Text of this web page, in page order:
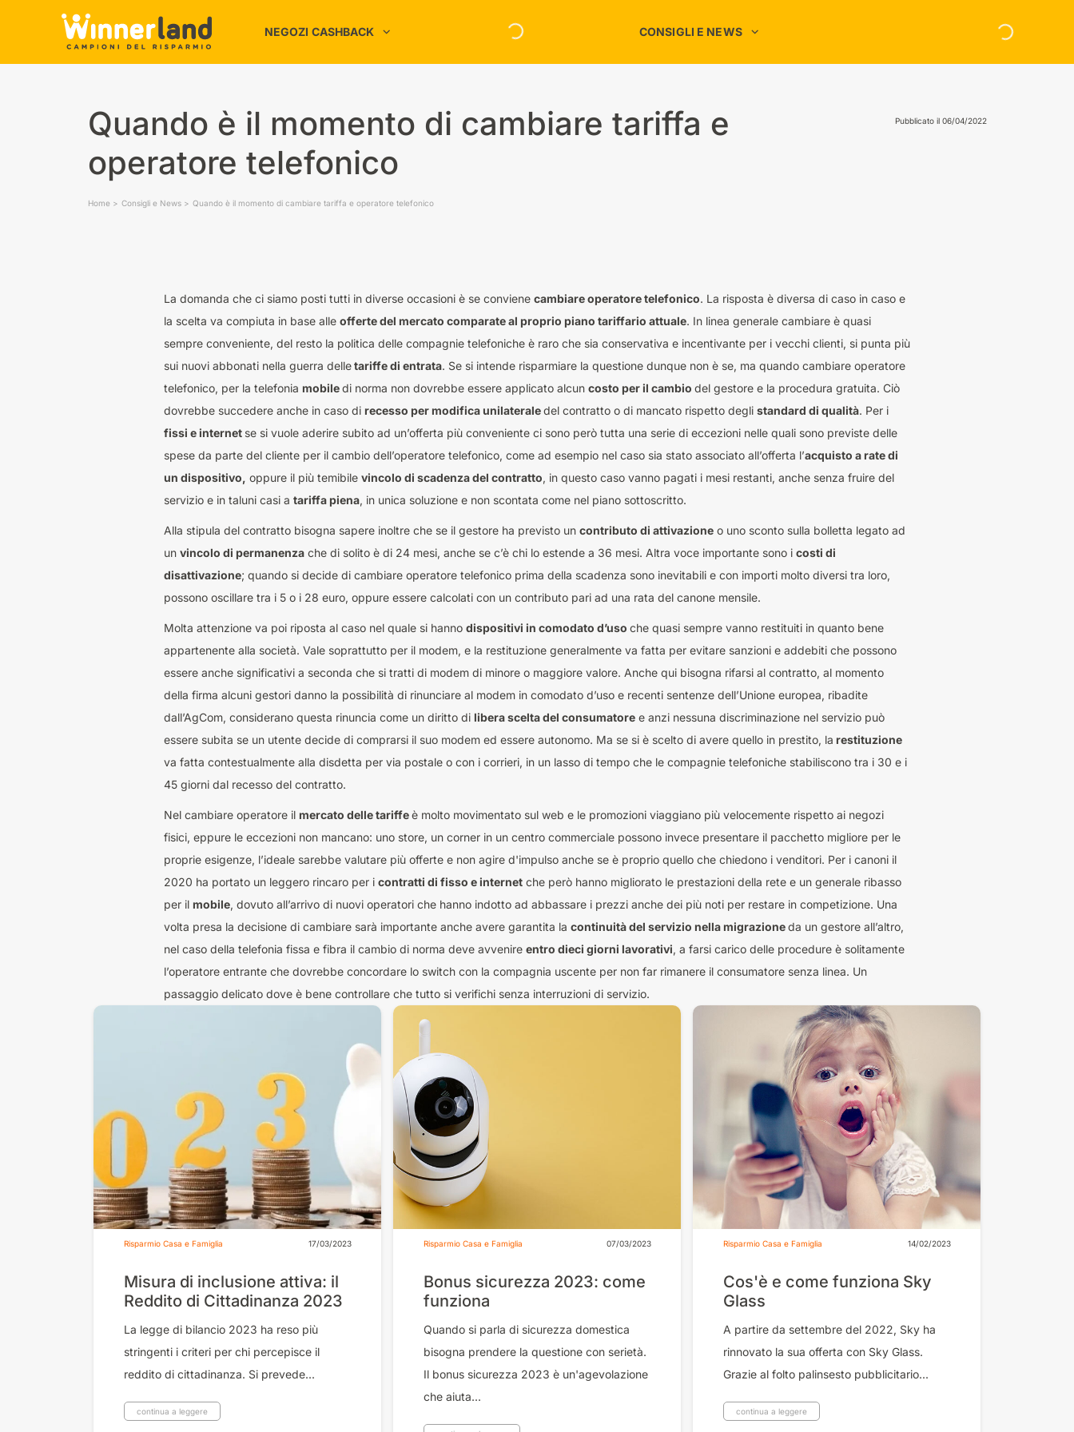
NEGOZI CASHBACK
Auto e Moto
Bambini e Giochi
Megastore
Moda e Accessori
Tutti i negozi
CONSIGLI E NEWS
Risparmio Shopping Online
Quando è il momento di cambiare tariffa e
operatore telefonico
Pubblicato il 06/04/2022
Home Consigli e News Quando è il momento di cambiare tariffa e operatore telefonico
La domanda che ci siamo posti tutti in diverse occasioni è se conviene cambiare operatore telefonico. La risposta è diversa di caso in caso e
la scelta va compiuta in base alle offerte del mercato comparate al proprio piano tariffario attuale. In linea generale cambiare è quasi
sempre conveniente, del resto la politica delle compagnie telefoniche è raro che sia conservativa e incentivante per i vecchi clienti, si punta più
sui nuovi abbonati nella guerra delletariffe di entrata. Se si intende risparmiare la questione dunque non è se, ma quando cambiare operatore
telefonico, per la telefonia mobiledi norma non dovrebbe essere applicato alcun costo per il cambio del gestore e la procedura gratuita. Ciò
dovrebbe succedere anche in caso di recesso per modifica unilateraledel contratto o di mancato rispetto degli standard di qualità. Per i
fissi e internet se si vuole aderire subito ad un’offerta più conveniente ci sono però tutta una serie di eccezioni nelle quali sono previste delle
spese da parte del cliente per il cambio dell’operatore telefonico, come ad esempio nel caso sia stato associato all’offerta l’acquisto a rate di
un dispositivo, oppure il più temibile vincolo di scadenza del contratto, in questo caso vanno pagati i mesi restanti, anche senza fruire del
servizio e in taluni casi a tariffa piena, in unica soluzione e non scontata come nel piano sottoscritto.
Alla stipula del contratto bisogna sapere inoltre che se il gestore ha previsto un contributo di attivazioneo uno sconto sulla bolletta legato ad
un vincolo di permanenzache di solito è di 24 mesi, anche se c’è chi lo estende a 36 mesi. Altra voce importante sono i costi di
disattivazione; quando si decide di cambiare operatore telefonico prima della scadenza sono inevitabili e con importi molto diversi tra loro,
possono oscillare tra i 5 o i 28 euro, oppure essere calcolati con un contributo pari ad una rata del canone mensile.
Molta attenzione va poi riposta al caso nel quale si hanno dispositivi in comodato d’uso che quasi sempre vanno restituiti in quanto bene
appartenente alla società. Vale soprattutto per il modem, e la restituzione generalmente va fatta per evitare sanzioni e addebiti che possono
essere anche significativi a seconda che si tratti di modem di minore o maggiore valore. Anche qui bisogna rifarsi al contratto, al momento
della firma alcuni gestori danno la possibilità di rinunciare al modem in comodato d’uso e recenti sentenze dell’Unione europea, ribadite
dall’AgCom, considerano questa rinuncia come un diritto di libera scelta del consumatoree anzi nessuna discriminazione nel servizio può
essere subita se un utente decide di comprarsi il suo modem ed essere autonomo. Ma se si è scelto di avere quello in prestito, la restituzione
va fatta contestualmente alla disdetta per via postale o con i corrieri, in un lasso di tempo che le compagnie telefoniche stabiliscono tra i 30 e i
45 giorni dal recesso del contratto.
Nel cambiare operatore il mercato delle tariffeè molto movimentato sul web e le promozioni viaggiano più velocemente rispetto ai negozi
fisici, eppure le eccezioni non mancano: uno store, un corner in un centro commerciale possono invece presentare il pacchetto migliore per le
proprie esigenze, l’ideale sarebbe valutare più offerte e non agire d'impulso anche se è proprio quello che chiedono i venditori. Per i canoni il
2020 ha portato un leggero rincaro per i contratti di fisso e internetche però hanno migliorato le prestazioni della rete e un generale ribasso
per il mobile, dovuto all’arrivo di nuovi operatori che hanno indotto ad abbassare i prezzi anche dei più noti per restare in competizione. Una
volta presa la decisione di cambiare sarà importante anche avere garantita la continuità del servizio nella migrazioneda un gestore all’altro,
nel caso della telefonia fissa e fibra il cambio di norma deve avvenire entro dieci giorni lavorativi, a farsi carico delle procedure è solitamente
l’operatore entrante che dovrebbe concordare lo switch con la compagnia uscente per non far rimanere il consumatore senza linea. Un
passaggio delicato dove è bene controllare che tutto si verifichi senza interruzioni di servizio.
Risparmio Casa e Famiglia 17/03/2023
Misura di inclusione attiva: il
Reddito di Cittadinanza 2023
La legge di bilancio 2023 ha reso più
stringenti i criteri per chi percepisce il
reddito di cittadinanza. Si prevede...
continua a leggere
Risparmio Casa e Famiglia 07/03/2023
Bonus sicurezza 2023: come
funziona
Quando si parla di sicurezza domestica
bisogna prendere la questione con serietà.
Il bonus sicurezza 2023 è un'agevolazione
che aiuta...
Risparmio Casa e Famiglia 14/02/2023
Cos'è e come funziona Sky
Glass
A partire da settembre del 2022, Sky ha
rinnovato la sua offerta con Sky Glass.
Grazie al folto palinsesto pubblicitario...
continua a leggere